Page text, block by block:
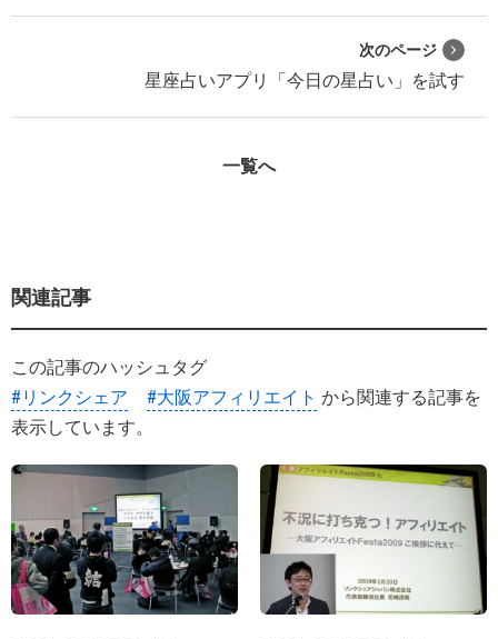
次のページ
星座占いアプリ「今日の星占い」を試す
一覧へ
関連記事
この記事のハッシュタグ
#リンクシェア
#大阪アフィリエイト から関連する記事を
表示しています。